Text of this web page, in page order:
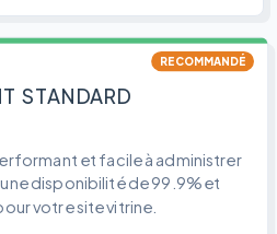
RECOMMANDÉ
STANDARD
et facile à administrer
disponibilité de 99.9% et
votre site vitrine.